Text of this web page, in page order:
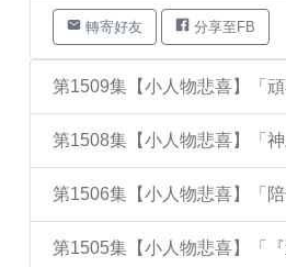
轉寄好友 分享至FB
第1509集【小人物悲喜】「
第1508集【小人物悲喜】「
第1506集【小人物悲喜】「
第1505集【小人物悲喜】「